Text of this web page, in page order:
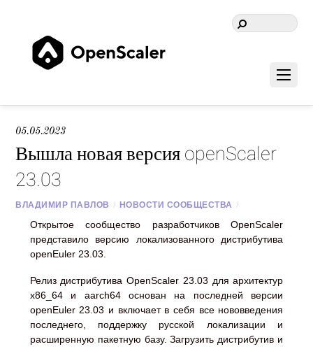
05.05.2023
Вышла новая версия openScaler
23.03
ВЛАДИМИР ПАВЛОВ / НОВОСТИ СООБЩЕСТВА /
Открытое сообщество разработчиков OpenScaler
представило версию локализованного дистрибутива
openEuler 23.03.
Релиз дистрибутива OpenScaler 23.03 для архитектур
x86_64 и aarch64 основан на последней версии
openEuler 23.03 и включает в себя все нововведения
последнего, поддержку русской локализации и
расширенную пакетную базу. Загрузить дистрибутив и